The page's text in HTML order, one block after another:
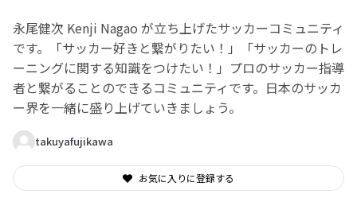
永尾健次 Kenji Nagao が立ち上げたサッカーコミュニティ
です。「サッカー好きと繋がりたい！」「サッカーのトレ
ーニングに関する知識をつけたい！」プロのサッカー指導
者と繋がることのできるコミュニティです。日本のサッカ
ー界を一緒に盛り上げていきましょう。
takuyafujikawa
お気に入りに登録する